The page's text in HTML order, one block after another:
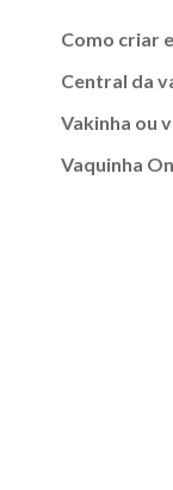
Como criar
Central da
Vakinha ou
Vaquinha